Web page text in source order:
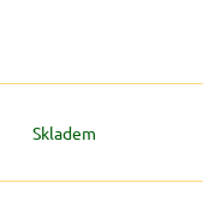
Skladem